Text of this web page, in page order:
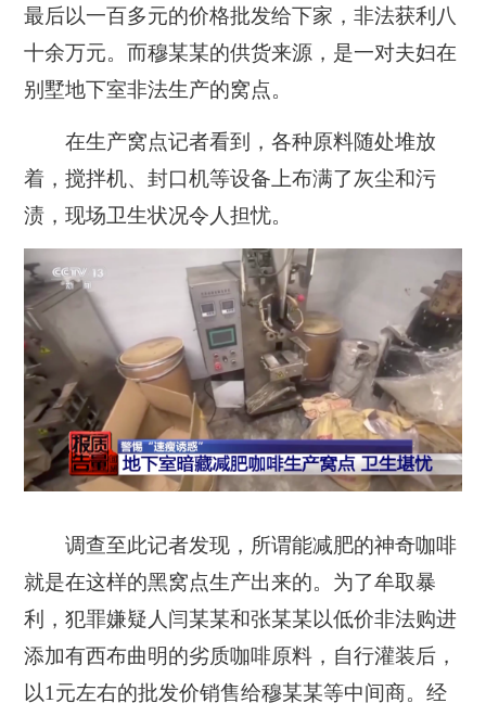
最后以一百多元的价格批发给下家，非法获利八
十余万元。而穆某某的供货来源，是一对夫妇在
别墅地下室非法生产的窝点。
在生产窝点记者看到，各种原料随处堆放
着，搅拌机、封口机等设备上布满了灰尘和污
渍，现场卫生状况令人担忧。
调查至此记者发现，所谓能减肥的神奇咖啡
就是在这样的黑窝点生产出来的。为了牟取暴
利，犯罪嫌疑人闫某某和张某某以低价非法购进
添加有西布曲明的劣质咖啡原料，自行灌装后，
以1元左右的批发价销售给穆某某等中间商。经